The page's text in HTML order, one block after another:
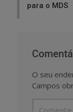
para o MDS
O seu
Campos